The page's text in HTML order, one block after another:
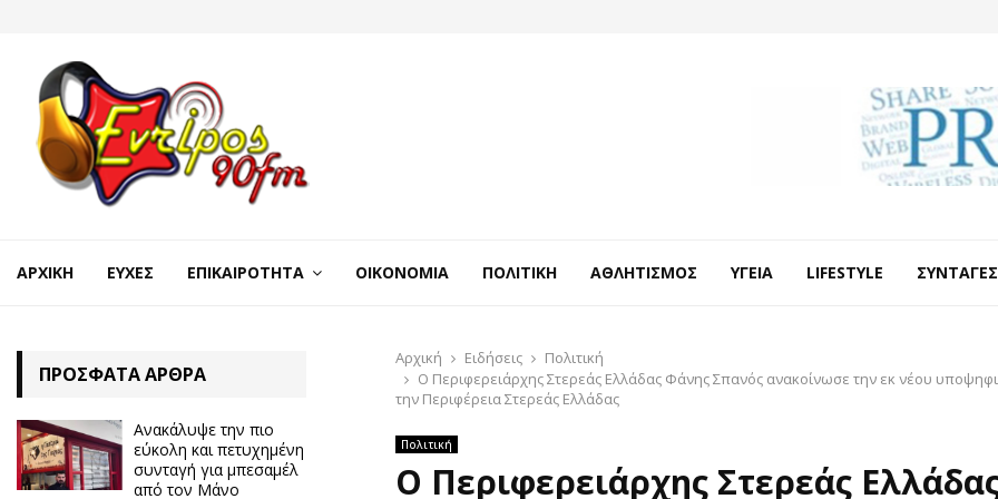
ΑΡΧΙΚΉ ΕΥΧΈΣ ΕΠΙΚΑΙΡΌΤΗΤΑ ΟΙΚΟΝΟΜΊΑ ΠΟΛΙΤΙΚΉ ΑΘΛΗΤΙΣΜΌΣ ΥΓΕΊΑ LIFESTYLE ΣΥΝΤΑΓΈΣ
Αρχική Ειδήσεις
Πολιτική
Ο Περιφερειάρχης Στερεάς Ελλάδας Φάνης Σπανός ανακοίνωσε την εκ νέου
την Περιφέρεια Στερεάς Ελλάδας
Πολιτική
Ο Περιφερειάρχης Στερεάς
ΠΡΌΣΦΑΤΑ ΆΡΘΡΑ
Ανακάλυψε την πιο
εύκολη και πετυχημένη
συνταγή για μπεσαμέλ
από τον Μάνο